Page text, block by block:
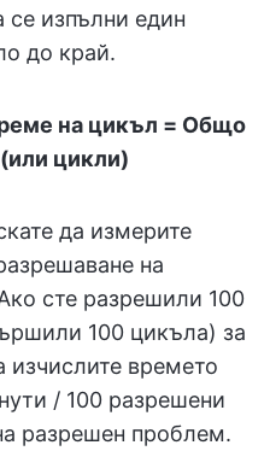
изпълни един
до край.
на цикъл = Общо
цикли)
да измерите
на
сте разрешили 100
100 цикъла) за
времето
/ 100 разрешени
разрешен проблем.